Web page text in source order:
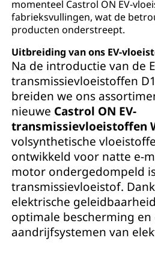
momenteel Castrol ON EV-
fabrieksvullingen, wat de
producten onderstreept.
Uitbreiding van ons EV-
Na de introductie van de
transmissievloeistoffen
breiden we ons
nieuwe Castrol ON EV-
transmissievloeistoffen
volsynthetische
ontwikkeld voor natte e-
motor ondergedompeld
transmissievloeistof.
elektrische
optimale bescherming
aandrijfsystemen van